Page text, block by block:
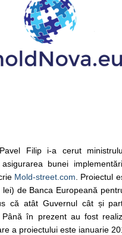
Filip i-a cerut
asigurarea bunei
Mold-street.com . Proiectul
lei) de Banca Europeană
că atât Guvernul cât și
Până în prezent au fost
a proiectului este ianuarie